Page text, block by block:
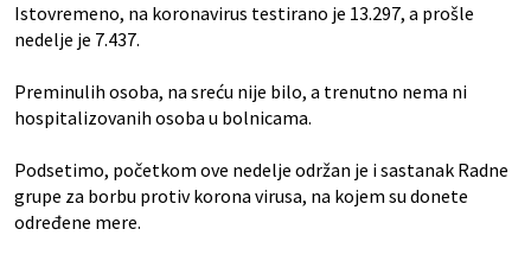
Istovremeno, na koronavirus testirano je 13.297, a prošle
nedelje je 7.437.
Preminulih osoba, na sreću nije bilo, a trenutno nema ni
hospitalizovanih osoba u bolnicama.
Podsetimo, početkom ove nedelje održan je i sastanak Radne
grupe za borbu protiv korona virusa, na kojem su donete
određene mere.